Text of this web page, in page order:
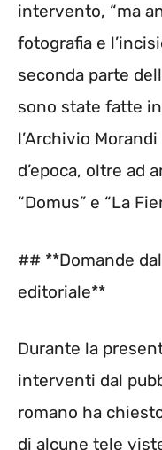
intervento, “ma
fotografia e
seconda parte
sono state fatte
l’Archivio
d’epoca, oltre ad
“Domus” e “La
## **Domande
editoriale**
Durante la
interventi dal
romano ha
di alcune tele